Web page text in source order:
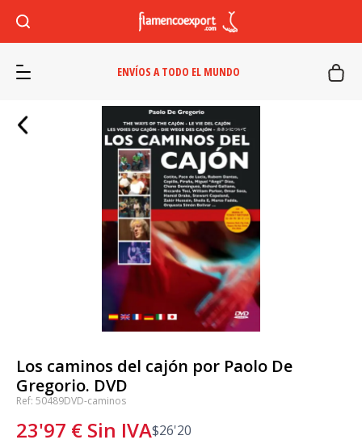
ENVÍOS A TODO EL MUNDO
Los caminos del cajón por Paolo De
Gregorio. DVD
Ref: 50489DVD-caminos
23'97 € Sin IVA$26'20